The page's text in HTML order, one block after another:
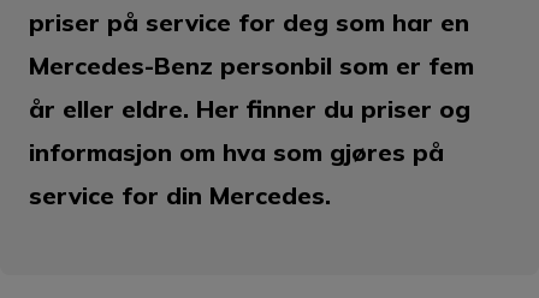
priser på service for deg som har en
Mercedes-Benz personbil som er fem
år eller eldre. Her finner du priser og
informasjon om hva som gjøres på
service for din Mercedes.